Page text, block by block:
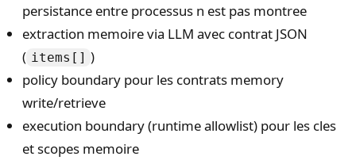
persistance entre processus n est pas montree
extraction memoire via LLM avec contrat JSON
( items[] )
policy boundary pour les contrats memory
write/retrieve
execution boundary (runtime allowlist) pour les cles
et scopes memoire